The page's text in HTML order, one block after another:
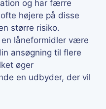
og har færre
højere på disse
større risiko.
låneformidler være
ansøgning til flere
øger
en udbyder, der vil